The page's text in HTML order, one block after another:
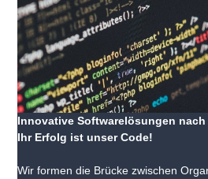
Innovative Softwarelösungen nach
Ihr Erfolg ist unser Code!
Wir formen die Brücke zwischen